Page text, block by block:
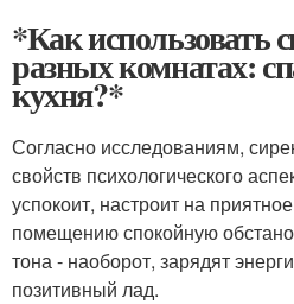
*Как использовать
разных комнатах:
кухня?*
Согласно исследованиям,
свойств психологического
успокоит, настроит на
помещению спокойную
тона - наоборот, зарядят
позитивный лад.